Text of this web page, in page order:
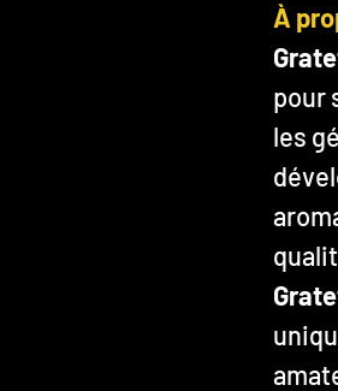
À
pour
les